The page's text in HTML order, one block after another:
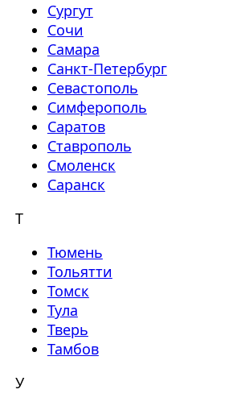
Сургут
Сочи
Самара
Санкт-Петербург
Севастополь
Симферополь
Саратов
Ставрополь
Смоленск
Саранск
Т
Тюмень
Тольятти
Томск
Тула
Тверь
Тамбов
У